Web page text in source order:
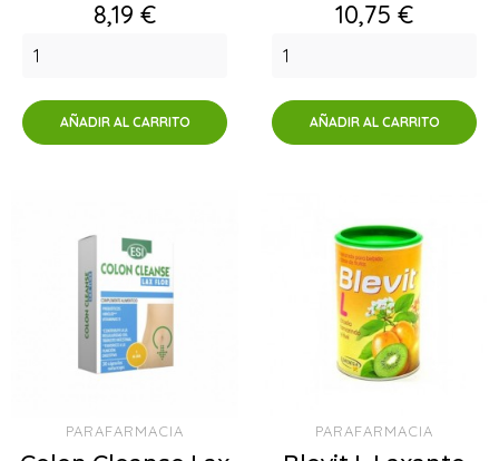
Precio
8,19 €
AÑADIR AL CARRITO
Precio
10,75 €
AÑADIR AL CARRITO
PARAFARMACIA PARAFARMACIA